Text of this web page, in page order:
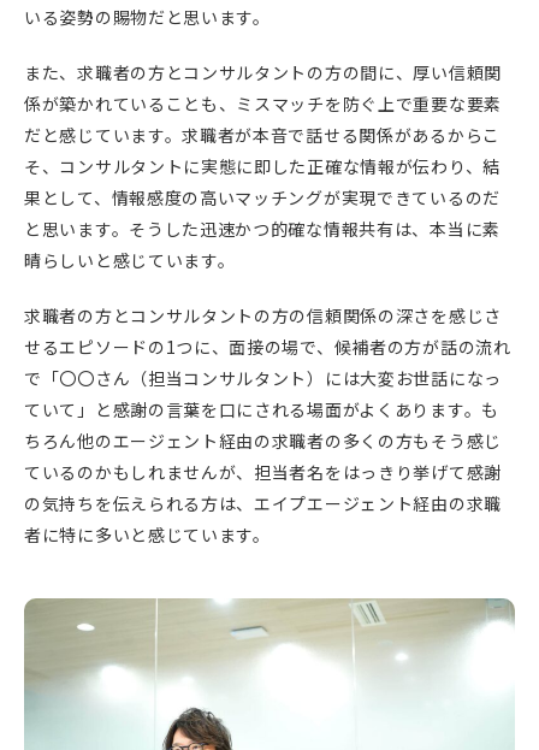
いる姿勢の賜物だと思います。
また、求職者の方とコンサルタントの方の間に、厚い信頼関
係が築かれていることも、ミスマッチを防ぐ上で重要な要素
だと感じています。求職者が本音で話せる関係があるからこ
そ、コンサルタントに実態に即した正確な情報が伝わり、結
果として、情報感度の高いマッチングが実現できているのだ
と思います。そうした迅速かつ的確な情報共有は、本当に素
晴らしいと感じています。
求職者の方とコンサルタントの方の信頼関係の深さを感じさ
せるエピソードの1つに、面接の場で、候補者の方が話の流れ
で「〇〇さん（担当コンサルタント）には大変お世話になっ
ていて」と感謝の言葉を口にされる場面がよくあります。も
ちろん他のエージェント経由の求職者の多くの方もそう感じ
ているのかもしれませんが、担当者名をはっきり挙げて感謝
の気持ちを伝えられる方は、エイプエージェント経由の求職
者に特に多いと感じています。